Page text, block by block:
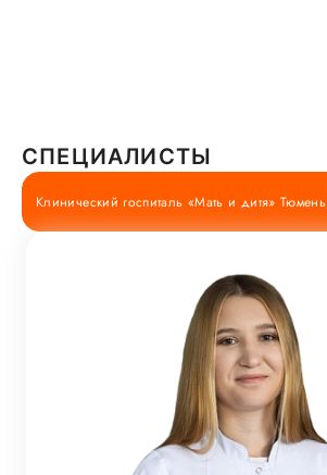
СПЕЦИАЛИСТЫ
Клинический госпиталь «Мать и дитя» Тюмень